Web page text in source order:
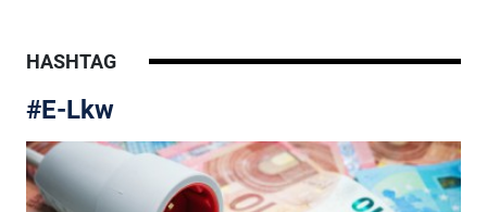
HASHTAG
#E-Lkw